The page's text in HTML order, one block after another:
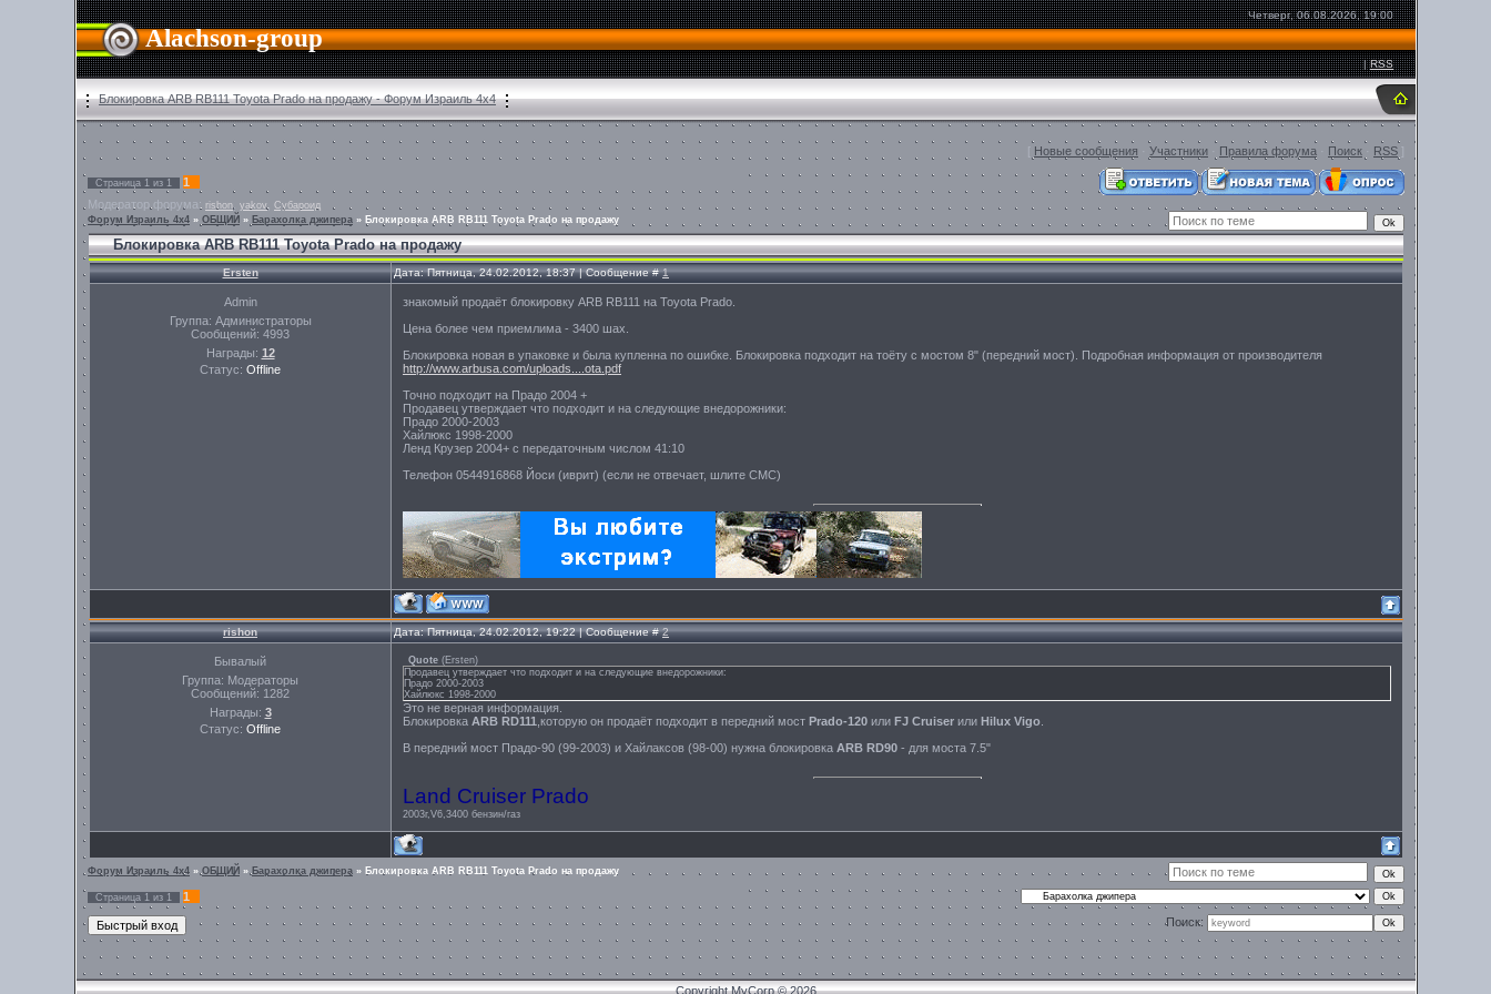
Alachson-group
Четверг, 06.08.2026, 19:00
|RSS
Блокировка ARB RB111 Toyota Prado на продажу - Форум Израиль 4х4
[ Новые сообщения Участники Правила форума Поиск RSS ]
Страница 1 из 1
1
Модератор форума: rishon yakov Субароид
Форум Израиль 4х4 » ОБЩИЙ » Барахолка джипера » Блокировка ARB RB111 Toyota Prado на продажу
Блокировка ARB RB111 Toyota Prado на продажу
Ersten Дата: Пятница, 24.02.2012, 18:37 | Сообщение #1
Admin
Группа: Администраторы
Сообщений: 4993
Награды: 12
Статус: Offline
знакомый продаёт блокировку ARB RB111 на Toyota Prado.
Цена более чем приемлима - 3400 шах.
Блокировка новая в упаковке и была купленна по ошибке. Блокировка подходит на тоёту с мостом 8" (передний мост). Подробная информация от производителя
http://www.arbusa.com/uploads....ota.pdf
Точно подходит на Прадо 2004 +
Продавец утверждает что подходит и на следующие внедорожники:
Прадо 2000-2003
Хайлюкс 1998-2000
Ленд Крузер 2004+ с передаточным числом 41:10
Телефон 0544916868 Йоси (иврит) (если не отвечает, шлите СМС)
rishon Дата: Пятница, 24.02.2012, 19:22 | Сообщение #2
Бывалый
Группа: Модераторы
Сообщений: 1282
Награды: 3
Статус: Offline
Quote (Ersten)
Продавец утверждает что подходит и на следующие внедорожники:
Прадо 2000-2003
Хайлюкс 1998-2000
Это не верная информация.
Блокировка ARB RD111 ,которую он продаёт подходит в передний мост Prado-120 или FJ Cruiser или Hilux Vigo
В передний мост Прадо-90 (99-2003) и Хайлаксов (98-00) нужна блокировка ARB RD90 - для моста 7.5"
Land Cruiser Prado
2003г,V6,3400 бензин/газ
Форум Израиль 4х4 » ОБЩИЙ » Барахолка джипера » Блокировка ARB RB111 Toyota Prado на продажу
Страница 1 из 1
1
Поиск:
Copyright MyCorp © 2026